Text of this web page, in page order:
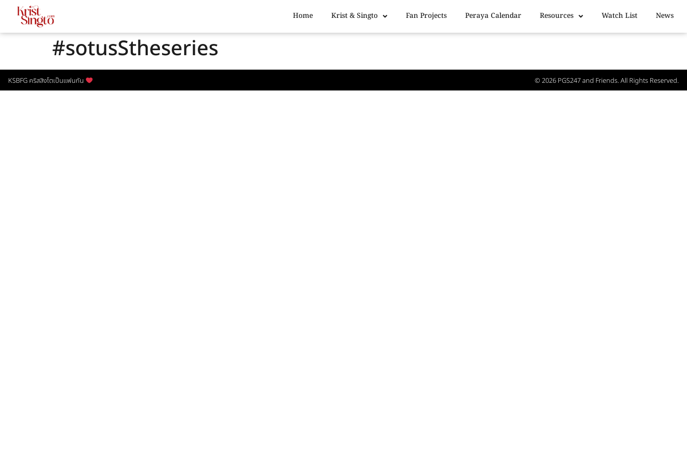
Home Krist & Singto Fan Projects Peraya Calendar Resources Watch List News
#sotusStheseries
KSBFG คริสสิงโตเป็นแฟนกัน © 2026 PGS247and Friends. All Rights Reserved.